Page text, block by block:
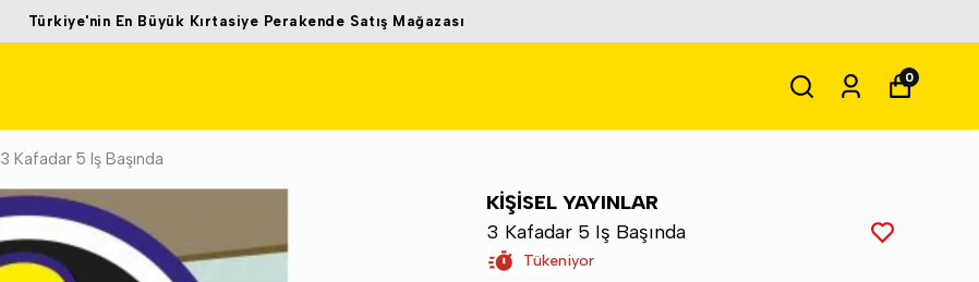
Türkiye'nin En Büyük Kırtasiye Perakende Satış Mağazası
0
3 Kafadar 5 Iş Başında
KİŞİSEL YAYINLAR
3 Kafadar 5 Iş Başında
Tükeniyor